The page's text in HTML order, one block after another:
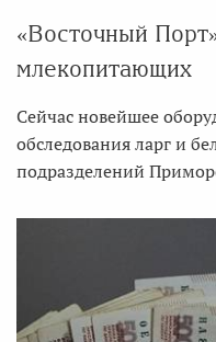
«Восточный
млекопитающих
Сейчас новейшее
обследования ларг и
подразделений